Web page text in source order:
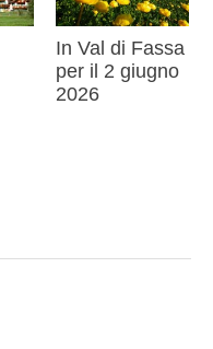
In Val di Fassa
per il 2 giugno
2026